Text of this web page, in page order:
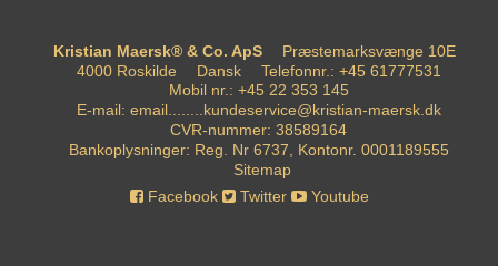
Kristian Maersk® & Co. ApS
Præstemarksvænge 10E
4000 Roskilde
Dansk Telefonnr. : +45 61777531
Mobil nr.: +45 22 353 145
E-mail: email........kundeservice@kristian-maersk.dk
CVR-nummer: 38589164
Bankoplysninger: Reg. Nr 6737, Kontonr. 0001189555
Sitemap
Facebook
Twitter Youtube